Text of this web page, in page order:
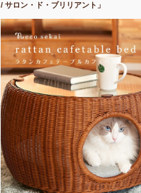
/ サロン・ド・ブリリアント」